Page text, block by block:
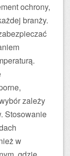
ochrony,
branży.
zależy
Stosowanie
w